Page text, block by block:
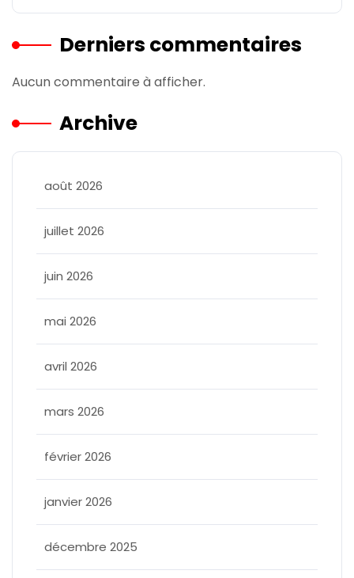
Derniers commentaires
Aucun commentaire à afficher.
Archive
août 2026
juillet 2026
juin 2026
mai 2026
avril 2026
mars 2026
février 2026
janvier 2026
décembre 2025